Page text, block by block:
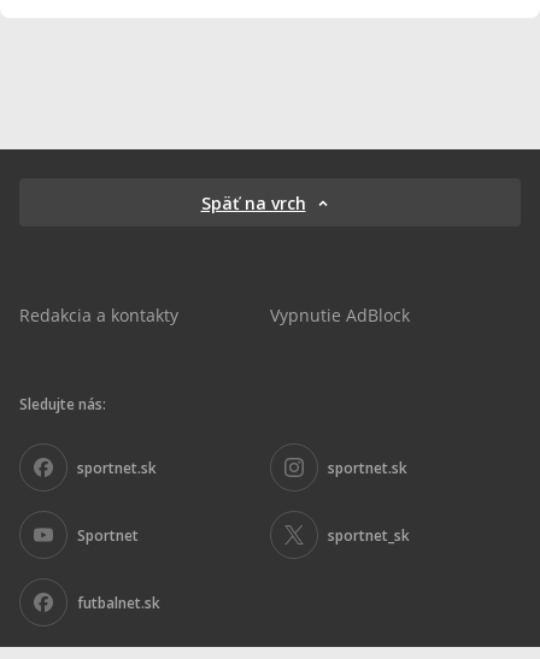
Späť na vrch
Redakcia a kontakty Vypnutie AdBlock
Sledujte nás:
sportnet.sk sportnet.sk
Sportnet sportnet_sk
futbalnet.sk